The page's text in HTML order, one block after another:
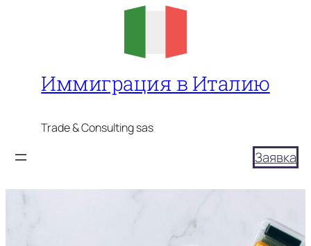
Иммиграция в Италию
Trade & Consulting sas
Заявка